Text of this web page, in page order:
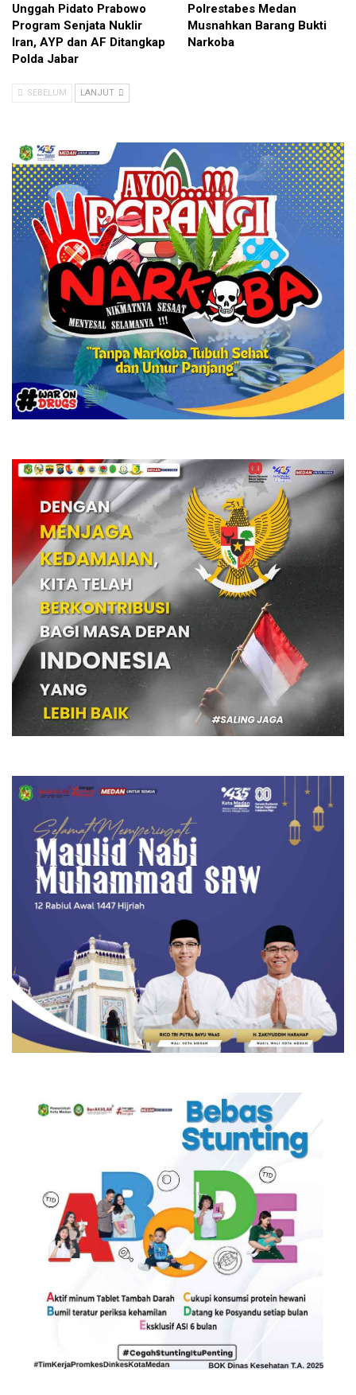
Unggah Pidato Prabowo
Program Senjata Nuklir
Iran, AYP dan AF Ditangkap
Polda Jabar
Polrestabes Medan
Musnahkan Barang Bukti
Narkoba
SEBELUM LANJUT